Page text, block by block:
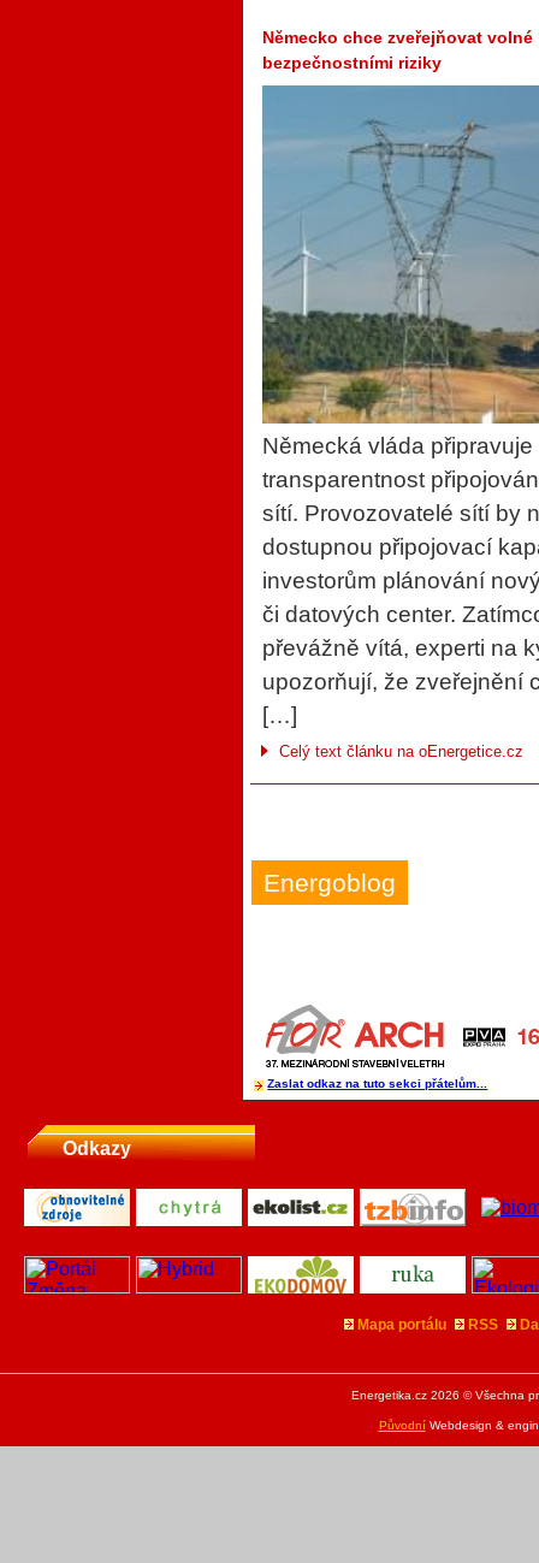
Německo chce zveřejňovat
bezpečnostními riziky
Německá vláda
transparentnost
sítí. Provozovatelé sítí by
dostupnou připojovací
investorům plánování
či datových center.
převážně vítá, experti na
upozorňují, že zveřejnění
[…]
Celý text článku na oEnergetice.cz
Energoblog
Zaslat odkaz na tuto sekci přátelům...
Odkazy
Mapa portálu RSS
Energetika.cz 2026 © Všechna
PůvodníWebdesign &